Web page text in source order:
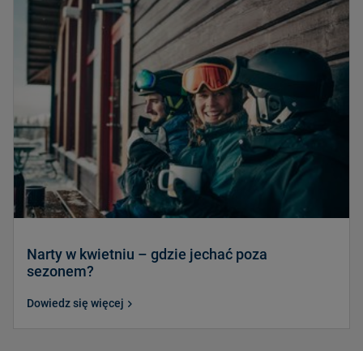
Narty w kwietniu – gdzie jechać poza
sezonem?
Dowiedz się więcej